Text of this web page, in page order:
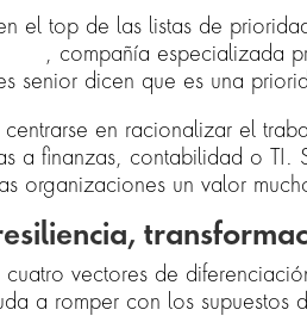
el top de las listas de
, compañía especializada
senior dicen que es una
centrarse en racionalizar el
a finanzas, contabilidad o TI.
organizaciones un valor
vectores de
a romper con los